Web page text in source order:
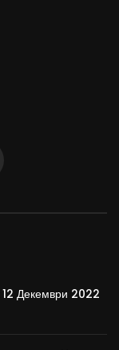
Декември 2022